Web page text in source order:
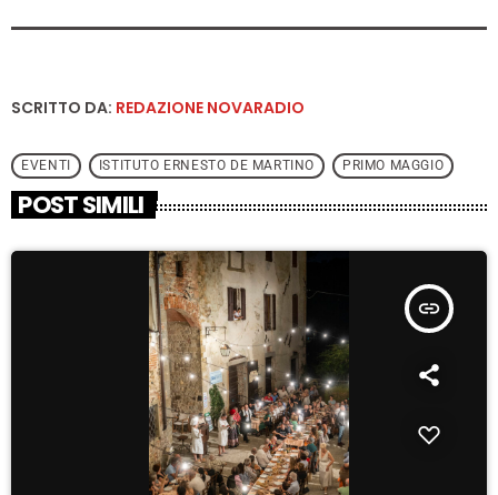
SCRITTO DA: REDAZIONE NOVARADIO
EVENTI ISTITUTO ERNESTO DE MARTINO PRIMO MAGGIO
POST SIMILI
insert_link